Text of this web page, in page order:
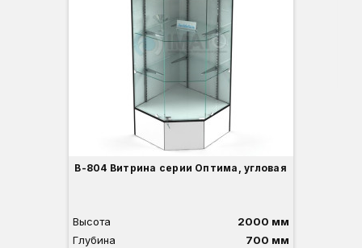
В-804 Витрина серии Оптима, угловая
Высота
2000 мм
Глубина
700 мм